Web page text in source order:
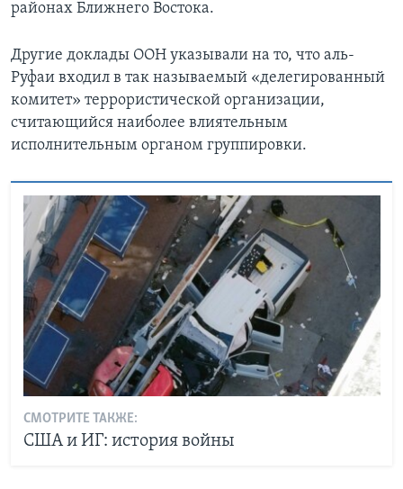
районах Ближнего Востока.
Другие доклады ООН указывали на то, что аль-
Руфаи входил в так называемый «делегированный
комитет» террористической организации,
считающийся наиболее влиятельным
исполнительным органом группировки.
СМОТРИТЕ ТАКЖЕ:
США и ИГ: история войны